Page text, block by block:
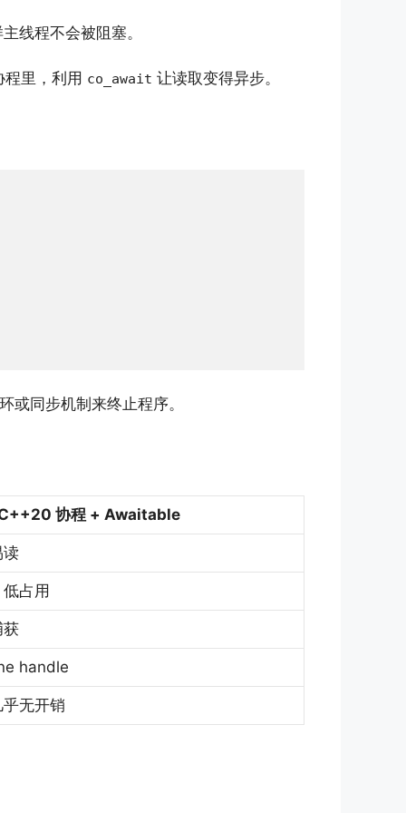
线程不会被阻塞。
程里，利用 co_await 让读取变得异步。
或同步机制来终止程序。
协程 + Awaitable
读
占用
获
handle
无开销